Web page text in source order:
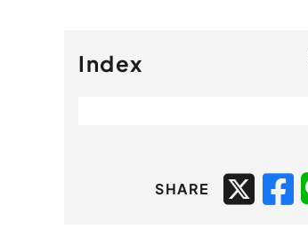
Index
SHARE